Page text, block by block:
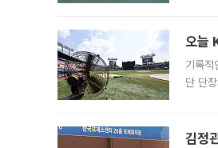
오늘
기록
단 단
김정